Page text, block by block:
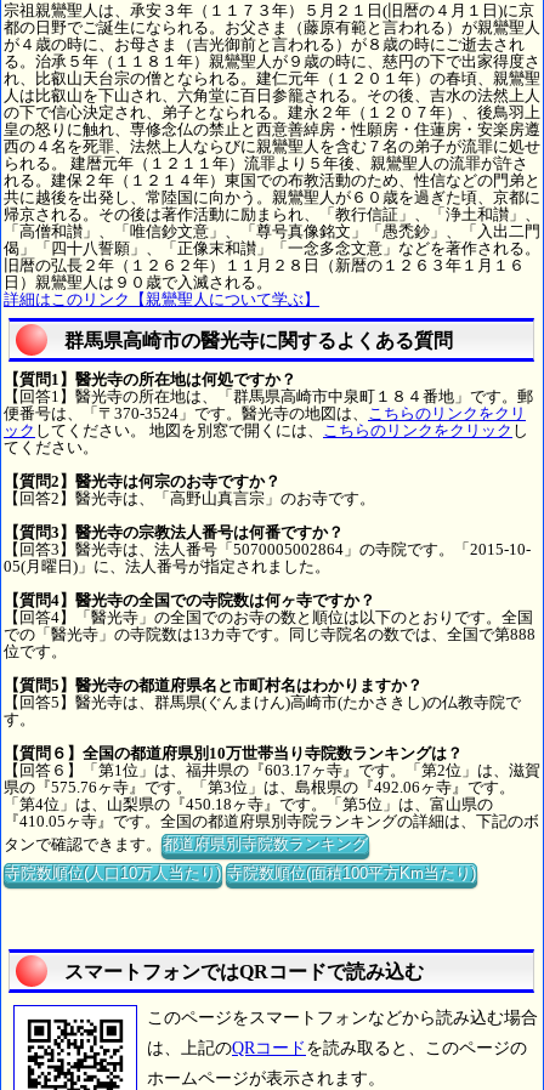
宗祖親鸞聖人は、承安３年（１１７３年）５月２１日(旧暦の４月１日)に京
都の日野でご誕生になられる。お父さま（藤原有範と言われる）が親鸞聖人
が４歳の時に、お母さま（吉光御前と言われる）が８歳の時にご逝去され
る。治承５年（１１８１年）親鸞聖人が９歳の時に、慈円の下で出家得度さ
れ、比叡山天台宗の僧となられる。建仁元年（１２０１年）の春頃、親鸞聖
人は比叡山を下山され、六角堂に百日参籠される。その後、吉水の法然上人
の下で信心決定され、弟子となられる。建永２年（１２０７年）、後鳥羽上
皇の怒りに触れ、専修念仏の禁止と西意善綽房・性願房・住蓮房・安楽房遵
西の４名を死罪、法然上人ならびに親鸞聖人を含む７名の弟子が流罪に処せ
られる。 建暦元年（１２１１年）流罪より５年後、親鸞聖人の流罪が許さ
れる。建保２年（１２１４年）東国での布教活動のため、性信などの門弟と
共に越後を出発し、常陸国に向かう。親鸞聖人が６０歳を過ぎた頃、京都に
帰京される。その後は著作活動に励まられ、「教行信証」、「浄土和讃」、
「高僧和讃」、「唯信鈔文意」、「尊号真像銘文」「愚禿鈔」、「入出二門
偈」「四十八誓願」、「正像末和讃」「一念多念文意」などを著作される。
旧暦の弘長２年（１２６２年）１１月２８日（新暦の１２６３年１月１６
日）親鸞聖人は９０歳で入滅される。
詳細はこのリンク【親鸞聖人について学ぶ】
群馬県高崎市の醫光寺に関するよくある質問
【質問1】醫光寺の所在地は何処ですか？
【回答1】醫光寺の所在地は、「群馬県高崎市中泉町１８４番地」です。郵
便番号は、「〒370-3524」です。醫光寺の地図は、 こちらのリンクをクリ
ック してください。 地図を別窓で開くには、 こちらのリンクをクリック し
てください。
【質問2】醫光寺は何宗のお寺ですか？
【回答2】醫光寺は、「高野山真言宗」のお寺です。
【質問3】醫光寺の宗教法人番号は何番ですか？
【回答3】醫光寺は、法人番号「5070005002864」の寺院です。「2015-10-
05(月曜日)」に、法人番号が指定されました。
【質問4】醫光寺の全国での寺院数は何ヶ寺ですか？
【回答4】「醫光寺」の全国でのお寺の数と順位は以下のとおりです。全国
での「醫光寺」の寺院数は13カ寺です。同じ寺院名の数では、全国で第888
位です。
【質問5】醫光寺の都道府県名と市町村名はわかりますか？
【回答5】醫光寺は、群馬県(ぐんまけん)高崎市(たかさきし)の仏教寺院で
す。
【質問６】全国の都道府県別10万世帯当り寺院数ランキングは？
【回答６】「第1位」は、福井県の『603.17ヶ寺』です。「第2位」は、滋賀
県の『575.76ヶ寺』です。「第3位」は、島根県の『492.06ヶ寺』です。
「第4位」は、山梨県の『450.18ヶ寺』です。「第5位」は、富山県の
『410.05ヶ寺』です。全国の都道府県別寺院ランキングの詳細は、下記のボ
タンで確認できます。都道府県別寺院数ランキング
寺院数順位(人口10万人当たり) 寺院数順位(面積100平方Km当たり)
スマートフォンではQRコードで読み込む
このページをスマートフォンなどから読み込む場合
は、上記のQRコード を読み取ると、このページの
ホームページが表示されます。